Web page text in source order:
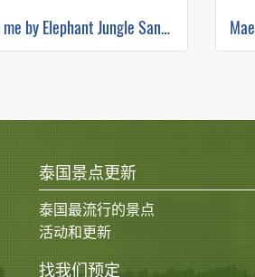
Feed me by Elephant Jungle Sanctuary
泰国景点更新
泰国最流行的景点
活动和更新
找我们预定